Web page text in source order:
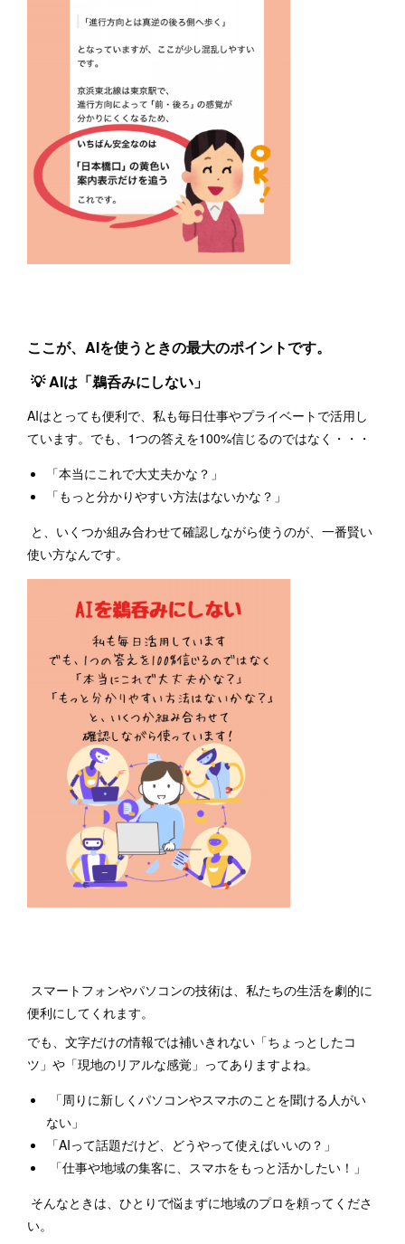
ここが、AIを使うときの最大のポイントです。
💡 AIは「鵜呑みにしない」
AIはとっても便利で、私も毎日仕事やプライベートで活用し
ています。でも、1つの答えを100%信じるのではなく・・・
「本当にこれで大丈夫かな？」
「もっと分かりやすい方法はないかな？」
と、いくつか組み合わせて確認しながら使うのが、一番賢い
使い方なんです。
スマートフォンやパソコンの技術は、私たちの生活を劇的に
便利にしてくれます。
でも、文字だけの情報では補いきれない「ちょっとしたコ
ツ」や「現地のリアルな感覚」ってありますよね。
「周りに新しくパソコンやスマホのことを聞ける人がい
ない」
「AIって話題だけど、どうやって使えばいいの？」
「仕事や地域の集客に、スマホをもっと活かしたい！」
そんなときは、ひとりで悩まずに地域のプロを頼ってくださ
い。